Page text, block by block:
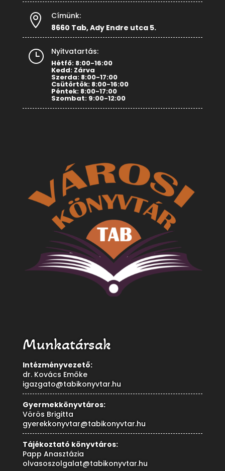

Címünk:
8660 Tab, Ady Endre utca 5.
} Nyitvatartás:
Hétfő: 8:00-16:00
Kedd: Zárva
Szerda: 8:00-17:00
Csütörtök: 8:00-16:00
Péntek: 8:00-17:00
Szombat: 9:00-12:00
Munkatársak
Intézményvezető:
dr. Kovács Emőke
igazgato@tabikonyvtar.hu
Gyermekkönyvtáros:
Vörös Brigitta
gyerekkonyvtar@tabikonyvtar.hu
Tájékoztató könyvtáros:
Papp Anasztázia
olvasoszolgalat@tabikonyvtar.hu